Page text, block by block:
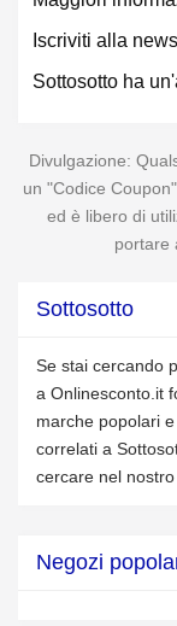
Iscriviti alla
Sottosotto ha
Divulgazione:
un "Codice
ed è libero di
portare
Sottosotto
Se stai cercando
a Onlinesconto.it
marche popolari
correlati a
cercare nel
Negozi